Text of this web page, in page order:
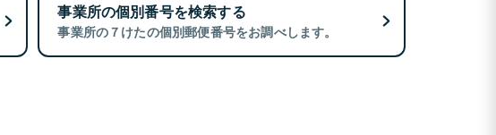
事業所の個別番号を検索する
事業所の７けたの個別郵便番号をお調べします。